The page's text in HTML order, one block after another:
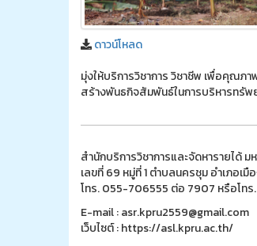
ดาวน์โหลด
มุ่งให้บริการวิชาการ วิชาชีพ เพื่อคุณภ
สร้างพันธกิจสัมพันธ์ในการบริหารทรัพ
สำนักบริการวิชาการและจัดหารายได้
เลขที่ 69 หมู่ที่ 1 ตำบลนครชุม อำเภอเ
โทร. 055-706555 ต่อ 7907 หรือโท
E-mail : asr.kpru2559@gmail.com
เว็บไซต์ : https://asl.kpru.ac.th/